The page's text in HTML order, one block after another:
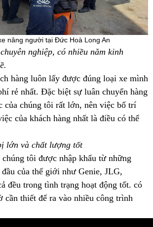
nâng người tại Đức Hoà Long An
nghiệp, có nhiều năm kinh
hàng luôn lấy được đúng loại xe mình
rẻ nhất. Đặc biệt sự luân chuyển hàng
của chúng tôi rất lớn, nên việc bố trí
của khách hàng nhất là điều có thể
lớn và chất lượng tốt
tôi được nhập khẩu từ những
của thế giới như Genie, JLG,
đều trong tình trạng hoạt động tốt. có
cần thiết để ra vào nhiều công trình